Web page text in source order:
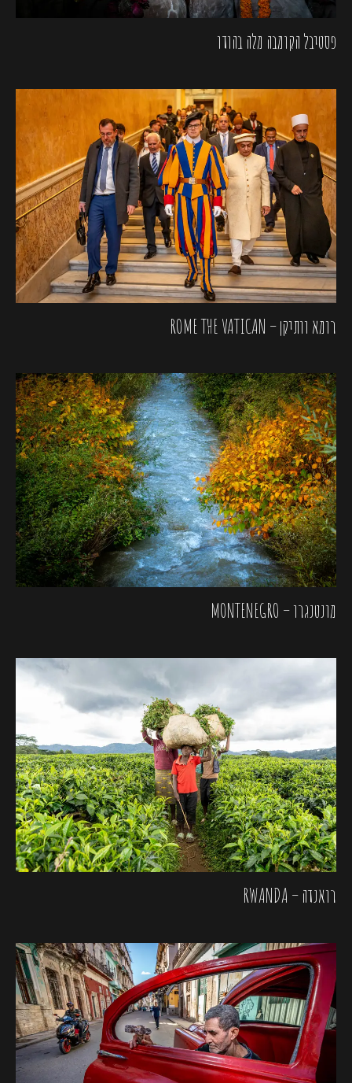
פסטיבל הקומבה מלה בהודו
רומא וותיקן – ROME THE VATICAN
מונטנגרו – MONTENEGRO
רואנדה – RWANDA